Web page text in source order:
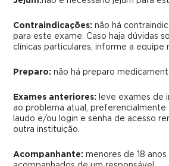
Contraindicações: não há
para este exame. Caso haja dúvidas
clínicas particulares, informe a equipe
Preparo:não há preparo
Exames anteriores:
leve exames de
ao problema atual, preferencialmente
laudo e/ou login e senha de acesso
outra instituição.
Acompanhante: menores de 18